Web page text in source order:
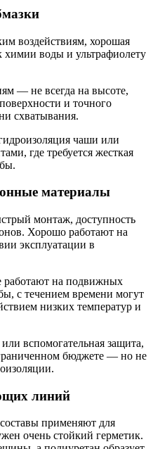
воздействиям, хорошая
химии воды и ультрафиолету
— не всегда на высоте,
и точного
схватывания.
чаши или
где требуется жесткая
материалы
монтаж, доступность
Хорошо работают на
эксплуатации в
на подвижных
с течением времени могут
низких температур и
вспомогательная защита,
бюджете — но не
линий
применяют для
очень стойкий герметик.